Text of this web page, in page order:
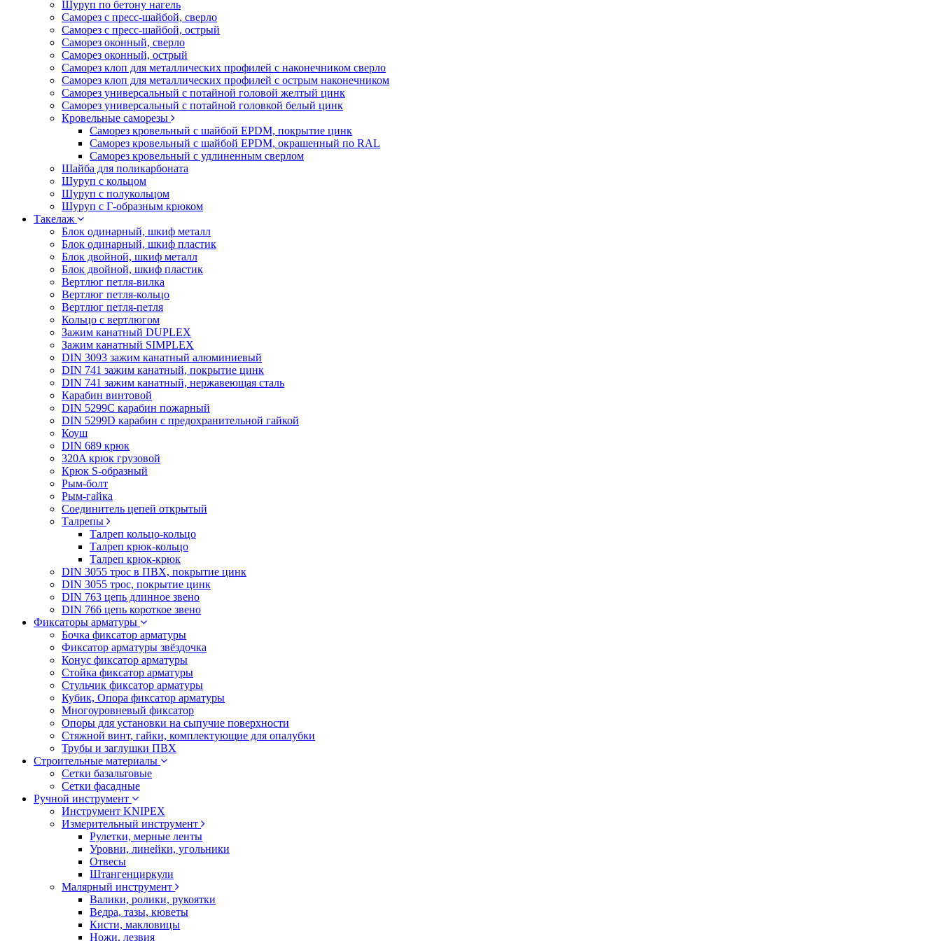
Шуруп по бетону нагель
Саморез с пресс-шайбой, сверло
Саморез с пресс-шайбой, острый
Саморез оконный, сверло
Саморез оконный, острый
Саморез клоп для металлических профилей с наконечником сверло
Саморез клоп для металлических профилей с острым наконечником
Саморез универсальный с потайной головой желтый цинк
Саморез универсальный с потайной головкой белый цинк
Кровельные саморезы
Саморез кровельный с шайбой EPDM, покрытие цинк
Саморез кровельный с шайбой EPDM, окрашенный по RAL
Саморез кровельный с удлиненным сверлом
Шайба для поликарбоната
Шуруп с кольцом
Шуруп с полукольцом
Шуруп с Г-образным крюком
Такелаж
Блок одинарный, шкиф металл
Блок одинарный, шкиф пластик
Блок двойной, шкиф металл
Блок двойной, шкиф пластик
Вертлюг петля-вилка
Вертлюг петля-кольцо
Вертлюг петля-петля
Кольцо с вертлюгом
Зажим канатный DUPLEX
Зажим канатный SIMPLEX
DIN 3093 зажим канатный алюминиевый
DIN 741 зажим канатный, покрытие цинк
DIN 741 зажим канатный, нержавеющая сталь
Карабин винтовой
DIN 5299C карабин пожарный
DIN 5299D карабин с предохранительной гайкой
Коуш
DIN 689 крюк
320A крюк грузовой
Крюк S-образный
Рым-болт
Рым-гайка
Соединитель цепей открытый
Талрепы
Талреп кольцо-кольцо
Талреп крюк-кольцо
Талреп крюк-крюк
DIN 3055 трос в ПВХ, покрытие цинк
DIN 3055 трос, покрытие цинк
DIN 763 цепь длинное звено
DIN 766 цепь короткое звено
Фиксаторы арматуры
Бочка фиксатор арматуры
Фиксатор арматуры звёздочка
Конус фиксатор арматуры
Стойка фиксатор арматуры
Стульчик фиксатор арматуры
Кубик, Опора фиксатор арматуры
Многоуровневый фиксатор
Опоры для установки на сыпучие поверхности
Стяжной винт, гайки, комплектующие для опалубки
Трубы и заглушки ПВХ
Строительные материалы
Сетки базальтовые
Сетки фасадные
Ручной инструмент
Инструмент KNIPEX
Измерительный инструмент
Рулетки, мерные ленты
Уровни, линейки, угольники
Отвесы
Штангенциркули
Малярный инструмент
Валики, ролики, рукоятки
Ведра, тазы, кюветы
Кисти, макловицы
Ножи, лезвия